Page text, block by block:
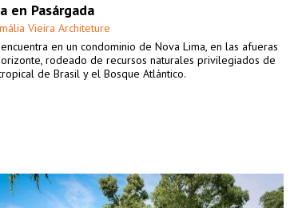
en Pasárgada
Vieira Architeture
en un condominio de Nova Lima, en las afueras
rodeado de recursos naturales privilegiados de
de Brasil y el Bosque Atlántico.